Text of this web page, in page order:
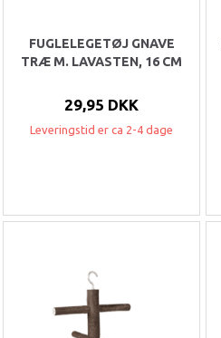
FUGLELEGETØJ GNAVE
TRÆ M. LAVASTEN, 16 CM
29,95 DKK
Leveringstid er ca 2-4 dage